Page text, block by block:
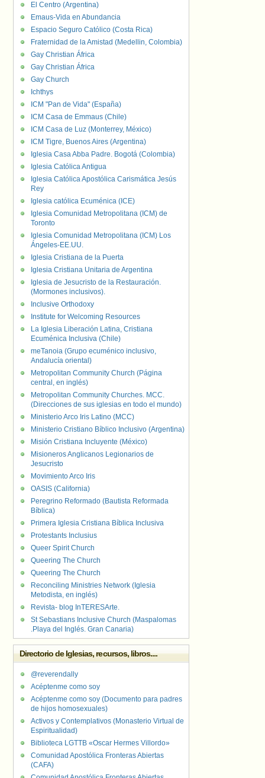
El Centro (Argentina)
Emaus-Vida en Abundancia
Espacio Seguro Católico (Costa Rica)
Fraternidad de la Amistad (Medellin, Colombia)
Gay Christian África
Gay Christian África
Gay Church
Ichthys
ICM "Pan de Vida" (España)
ICM Casa de Emmaus (Chile)
ICM Casa de Luz (Monterrey, México)
ICM Tigre, Buenos Aires (Argentina)
Iglesia Casa Abba Padre. Bogotá (Colombia)
Iglesia Católica Antigua
Iglesia Católica Apostólica Carismática Jesús
Rey
Iglesia católica Ecuménica (ICE)
Iglesia Comunidad Metropolitana (ICM) de
Toronto
Iglesia Comunidad Metropolitana (ICM) Los
Ángeles-EE.UU.
Iglesia Cristiana de la Puerta
Iglesia Cristiana Unitaria de Argentina
Iglesia de Jesucristo de la Restauración.
(Mormones inclusivos).
Inclusive Orthodoxy
Institute for Welcoming Resources
La Iglesia Liberación Latina, Cristiana
Ecuménica Inclusiva (Chile)
meTanoia (Grupo ecuménico inclusivo,
Andalucía oriental)
Metropolitan Community Church (Página
central, en inglés)
Metropolitan Community Churches. MCC.
(Direcciones de sus iglesias en todo el mundo)
Ministerio Arco Iris Latino (MCC)
Ministerio Cristiano Bíblico Inclusivo (Argentina)
Misión Cristiana Incluyente (México)
Misioneros Anglicanos Legionarios de
Jesucristo
Movimiento Arco Iris
OASIS (California)
Peregrino Reformado (Bautista Reformada
Bíblica)
Primera Iglesia Cristiana Bíblica Inclusiva
Protestants Inclusius
Queer Spirit Church
Queering The Church
Queering The Church
Reconciling Ministries Network (Iglesia
Metodista, en inglés)
Revista- blog InTERESArte.
St Sebastians Inclusive Church (Maspalomas
.Playa del Inglés. Gran Canaria)
Directorio de Iglesias, recursos, libros....
@reverendally
Acéptenme como soy
Acéptenme como soy (Documento para padres
de hijos homosexuales)
Activos y Contemplativos (Monasterio Virtual de
Espiritualidad)
Biblioteca LGTTB «Oscar Hermes Villordo»
Comunidad Apostólica Fronteras Abiertas
(CAFA)